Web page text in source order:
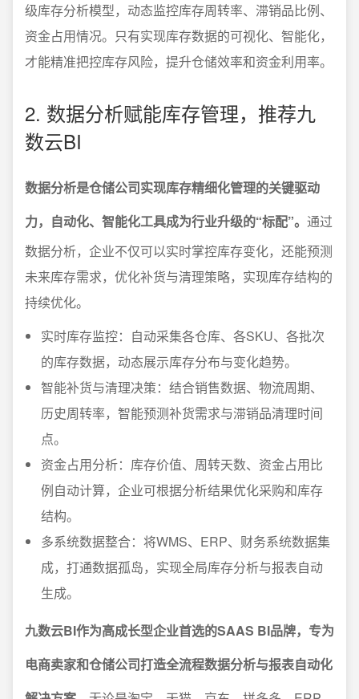
级库存分析模型，动态监控库存周转率、滞销品比例、
资金占用情况。只有实现库存数据的可视化、智能化，
才能精准把控库存风险，提升仓储效率和资金利用率。
2. 数据分析赋能库存管理，推荐九
数云BI
数据分析是仓储公司实现库存精细化管理的关键驱动
力，自动化、智能化工具成为行业升级的“标配”。 通过
数据分析，企业不仅可以实时掌控库存变化，还能预测
未来库存需求，优化补货与清理策略，实现库存结构的
持续优化。
实时库存监控：自动采集各仓库、各SKU、各批次
的库存数据，动态展示库存分布与变化趋势。
智能补货与清理决策：结合销售数据、物流周期、
历史周转率，智能预测补货需求与滞销品清理时间
点。
资金占用分析：库存价值、周转天数、资金占用比
例自动计算，企业可根据分析结果优化采购和库存
结构。
多系统数据整合：将WMS、ERP、财务系统数据集
成，打通数据孤岛，实现全局库存分析与报表自动
生成。
九数云BI作为高成长型企业首选的SAAS BI品牌，专为
电商卖家和仓储公司打造全流程数据分析与报表自动化